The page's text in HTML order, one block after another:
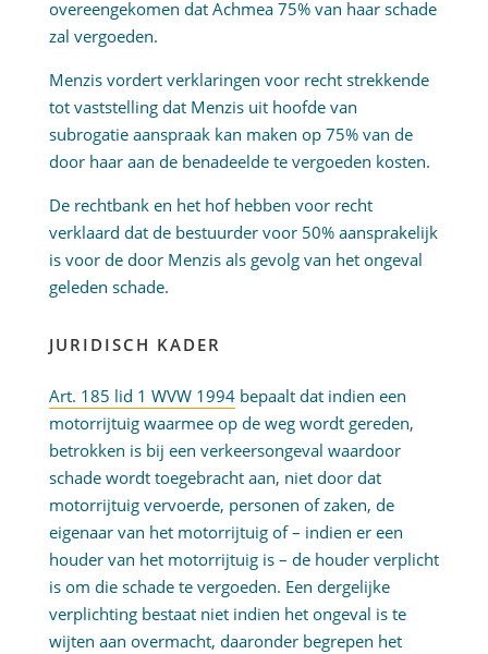
overeengekomen dat Achmea 75% van haar schade
zal vergoeden.
Menzis vordert verklaringen voor recht strekkende
tot vaststelling dat Menzis uit hoofde van
subrogatie aanspraak kan maken op 75% van de
door haar aan de benadeelde te vergoeden kosten.
De rechtbank en het hof hebben voor recht
verklaard dat de bestuurder voor 50% aansprakelijk
is voor de door Menzis als gevolg van het ongeval
geleden schade.
JURIDISCH KADER
Art. 185 lid 1 WVW 1994bepaalt dat indien een
motorrijtuig waarmee op de weg wordt gereden,
betrokken is bij een verkeersongeval waardoor
schade wordt toegebracht aan, niet door dat
motorrijtuig vervoerde, personen of zaken, de
eigenaar van het motorrijtuig of – indien er een
houder van het motorrijtuig is – de houder verplicht
is om die schade te vergoeden. Een dergelijke
verplichting bestaat niet indien het ongeval is te
wijten aan overmacht, daaronder begrepen het